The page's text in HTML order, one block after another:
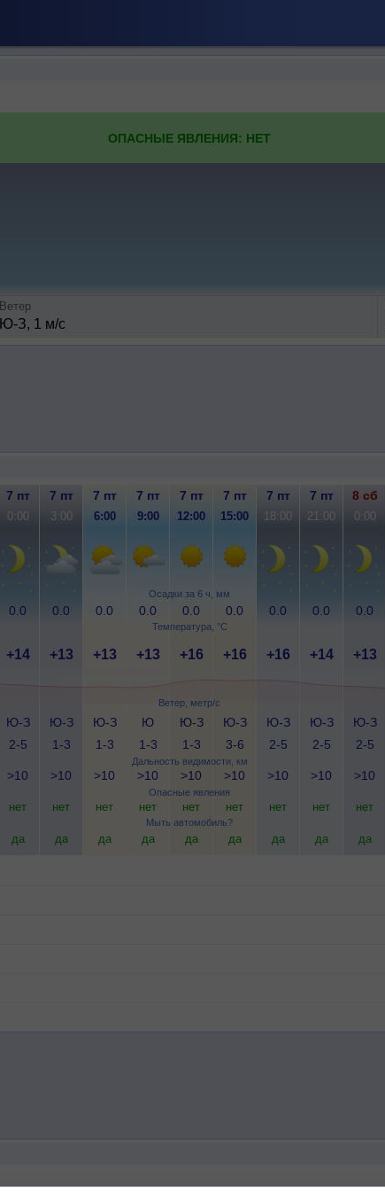
ОПАСНЫЕ ЯВЛЕНИЯ: НЕТ
Ветер
Ю-З, 1 м/с
Осадки за 6 ч, мм
Температура, °C
Ветер, метр/с
Дальность видимости, км
Опасные явления
Мыть автомобиль?
7 пт 7 пт 7 пт 7 пт 7 пт 7 пт 7 пт 7 пт 8 сб
0:00 3:00 6:00 9:00 12:00 15:00 18:00 21:00 0:00
0.0 0.0 0.0 0.0 0.0 0.0 0.0 0.0 0.0
+14 +13 +13 +13 +16 +16 +16 +14 +13
Ю-З
2-5
Ю-З
1-3
Ю-З
1-3
Ю
1-3
Ю-З
1-3
Ю-З
3-6
Ю-З
2-5
Ю-З
2-5
Ю-З
2-5
>10 >10 >10 >10 >10 >10 >10 >10 >10
нет нет нет нет нет нет нет нет нет
да да да да да да да да да